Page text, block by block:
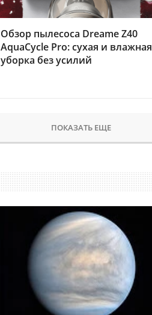
Обзор пылесоса Dreame Z40
AquaCycle Pro: сухая и влажная
уборка без усилий
ПОКАЗАТЬ ЕЩЕ